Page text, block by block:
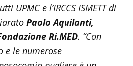
UPMC e l’IRCCS ISMETT di
Paolo Aquilanti,
Ri.MED. “Con
e le numerose